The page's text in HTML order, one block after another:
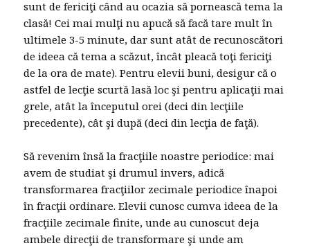
sunt de fericiţi când au ocazia să pornească tema la
clasă! Cei mai mulţi nu apucă să facă tare mult în
ultimele 3-5 minute, dar sunt atât de recunoscători
de ideea că tema a scăzut, încât pleacă toţi fericiţi
de la ora de mate). Pentru elevii buni, desigur că o
astfel de lecţie scurtă lasă loc şi pentru aplicaţii mai
grele, atât la începutul orei (deci din lecţiile
precedente), cât şi după (deci din lecţia de faţă).
Să revenim însă la fracţiile noastre periodice: mai
avem de studiat şi drumul invers, adică
transformarea fracţiilor zecimale periodice înapoi
în fracţii ordinare. Elevii cunosc cumva ideea de la
fracţiile zecimale finite, unde au cunoscut deja
ambele direcţii de transformare şi unde am